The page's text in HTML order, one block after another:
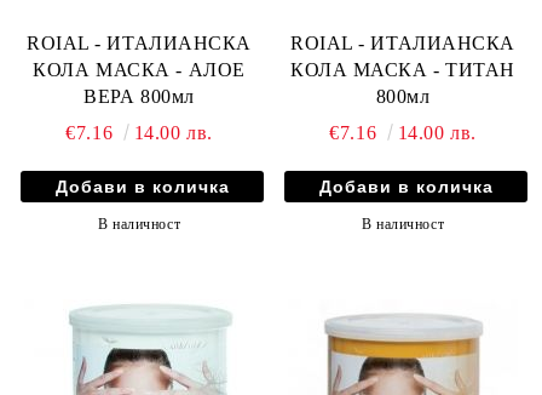
ROIAL - ИТАЛИАНСКА
КОЛА МАСКА - АЛОЕ
ВЕРА 800мл
€7.16
14.00 лв.
В наличност
ROIAL - ИТАЛИАНСКА
КОЛА МАСКА - ТИТАН
800мл
€7.16
14.00 лв.
В наличност